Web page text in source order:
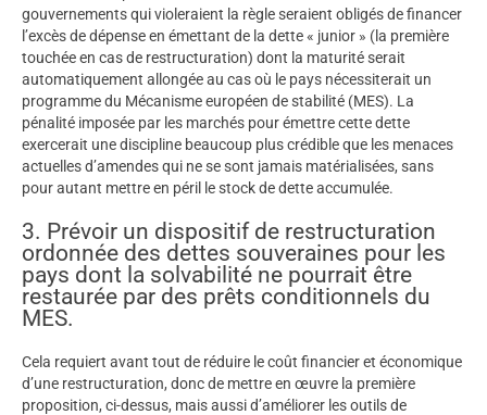
gouvernements qui violeraient la règle seraient obligés de financer
l’excès de dépense en émettant de la dette « junior » (la première
touchée en cas de restructuration) dont la maturité serait
automatiquement allongée au cas où le pays nécessiterait un
programme du Mécanisme européen de stabilité (MES). La
pénalité imposée par les marchés pour émettre cette dette
exercerait une discipline beaucoup plus crédible que les menaces
actuelles d’amendes qui ne se sont jamais matérialisées, sans
pour autant mettre en péril le stock de dette accumulée.
3. Prévoir un dispositif de restructuration
ordonnée des dettes souveraines pour les
pays dont la solvabilité ne pourrait être
restaurée par des prêts conditionnels du
MES.
Cela requiert avant tout de réduire le coût financier et économique
d’une restructuration, donc de mettre en œuvre la première
proposition, ci-dessus, mais aussi d’améliorer les outils de